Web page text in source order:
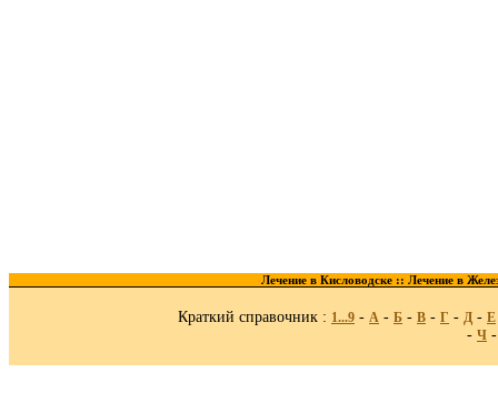
Лечение в Кисловодске :: Лечение в
Краткий справочник : 1...9 - A - Б - В - Г - Д - Е
- Ч